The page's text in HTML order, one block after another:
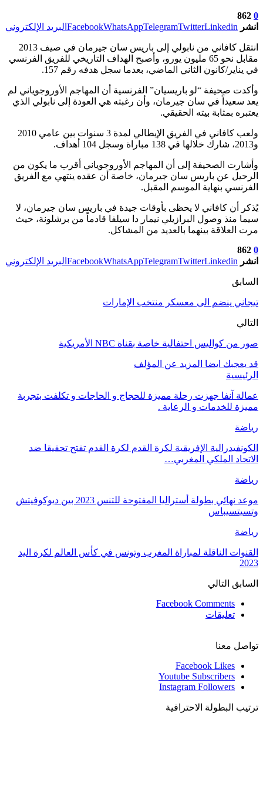
0
862
انشر
FacebookWhatsAppTelegramTwitterLinkedin البريد الإلكتروني
انتقل كافاني من نابولي إلى باريس سان جيرمان في صيف 2013
مقابل نحو 65 مليون يورو، وأصبح الهداف التاريخي للفريق الفرنسي
في يناير/كانون الثاني الماضي، بعدما سجل هدفه رقم 157.
وأكدت صحيفة “لو باريسيان” الفرنسية أن المهاجم الأوروجوياني لم
يعد سعيداً في سان جيرمان، وأن رغبته هي العودة إلى نابولي الذي
يعتبره بمثابة بيته الحقيقي.
ولعب كافاني في الفريق الإيطالي لمدة 3 سنوات بين عامي 2010
و2013، شارك خلالها في 138 مباراة وسجل 104 أهداف.
وأشارت الصحيفة إلى أن المهاجم الأوروجوياني أقرب ما يكون من
الرحيل عن باريس سان جيرمان، خاصة أن عقده ينتهي مع الفريق
الفرنسي بنهاية الموسم المقبل.
يُذكر أن كافاني لا يحظى بأوقات جيدة في باريس سان جيرمان، لا
سيما منذ وصول البرازيلي نيمار دا سيلفا قادماً من برشلونة، حيث
مرت العلاقة بينهما بالعديد من المشاكل.
0
862
انشر
FacebookWhatsAppTelegramTwitterLinkedin البريد الإلكتروني
السابق
تيجاني ينضم الى معسكر منتخب الإمارات
التالي
صور من كواليس احتفالية خاصة بقناة NBC الأمريكية
قد يعجبك ايضا المزيد عن المؤلف
الرئيسية
عمالة آنفا جهزت رحلة مميزة للحجاج و الحاجات و تكلفت بتجربة
مميزة للخدمات و الرعاية .
رياضة
الكونفيدرالية الإفريقية لكرة القدم لكرة القدم تفتح تحقيقا ضد
الاتحاد الملكي المغربي…
رياضة
موعد نهائي بطولة أستراليا المفتوحة للتنس 2023 بين ديوكوفيتش
وتسيتسيباس
رياضة
القنوات الناقلة لمباراة المغرب وتونس في كأس العالم لكرة اليد
2023
السابق التالي
Facebook Comments
تعليقات
تواصل معنا
Facebook Likes
Youtube Subscribers
Instagram Followers
ترتيب البطولة الاحترافية